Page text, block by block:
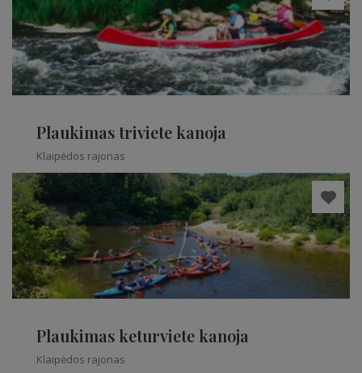
Plaukimas triviete kanoja
Klaipėdos rajonas
Plaukimas keturviete kanoja
Klaipėdos rajonas